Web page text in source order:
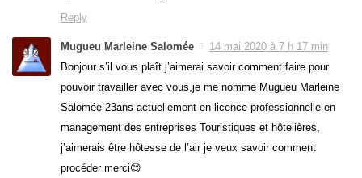
Reply
Mugueu Marleine Salomée
14 mai 2020 à 7 h 17 min
Bonjour s’il vous plaît j’aimerai savoir comment faire pour
pouvoir travailler avec vous,je me nomme Mugueu Marleine
Salomée 23ans actuellement en licence professionnelle en
management des entreprises Touristiques et hôtelières,
j’aimerais être hôtesse de l’air je veux savoir comment
procéder merci😊